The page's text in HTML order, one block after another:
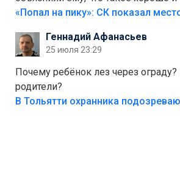
Лезть через такой забор,верх
свою судьбу.Геннадий Афанасьев
25 июля 23:29
Почему ребёнок лез через
родители?